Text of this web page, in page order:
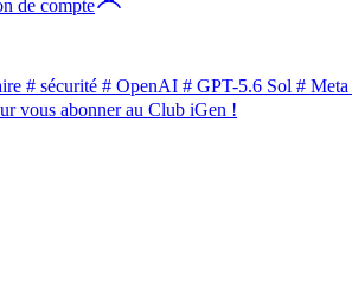
de compte
# sécurité # OpenAI # GPT-5.6 Sol # Meta
vous abonner au Club iGen !